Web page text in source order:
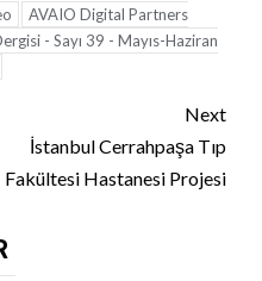
AVAIO Digital Partners
- Sayı 39 - Mayıs-Haziran
Next
İstanbul Cerrahpaşa Tıp
Fakültesi Hastanesi Projesi